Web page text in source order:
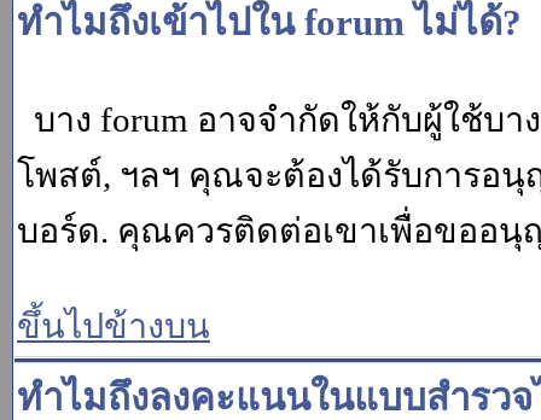
ทำไมถึงเข้าไปใน forum ไม่ได้?
บาง forum อาจจำกัดให้กับผู้ใช้บ
โพสต์, ฯลฯ คุณจะต้องได้รับการอนุ
บอร์ด. คุณควรติดต่อเขาเพื่อขออนุ
ขึ้นไปข้างบน
ทำไมถึงลงคะแนนในแบบสำรวจ